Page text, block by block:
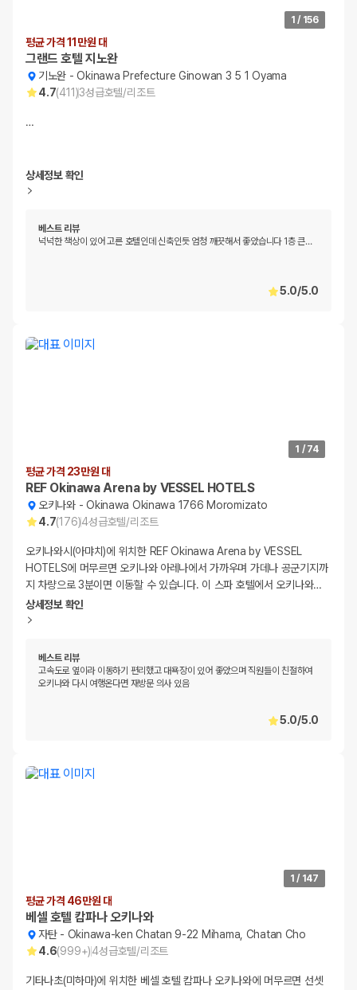
1 / 156
평균 가격 11만원 대
그랜드 호텔 지노완
기노완 -Okinawa Prefecture Ginowan 3 5 1 Oyama
4.7(411)3성급호텔/리조트
…
상세정보 확인
베스트 리뷰
넉넉한 책상이 있어 고른 호텔인데 신축인듯 엄청 깨끗해서 좋았습니다 1층 큰…
5.0/5.0
1 / 74
평균 가격 23만원 대
REF Okinawa Arena by VESSEL HOTELS
오키나와-Okinawa Okinawa 1766 Moromizato
4.7(176)4성급호텔/리조트
오키나와시(아먀치)에 위치한 REF Okinawa Arena by VESSEL
HOTELS에 머무르면 오키나와 아레나에서 가까우며 가데나 공군기지까
지 차량으로 3분이면 이동할 수 있습니다. 이 스파 호텔에서 오키나와…
상세정보 확인
베스트 리뷰
고속도로 옆이라 이동하기 편리했고 대욕장이 있어 좋았으며 직원들이 친절하여
오키나와 다시 여행온다면 재방문 의사 있음
5.0/5.0
1 / 147
평균 가격 46만원 대
베셀 호텔 캄파나 오키나와
자탄- Okinawa-ken Chatan 9-22 Mihama, Chatan Cho
4.6(999+)4성급호텔/리조트
기타나초(미하마)에 위치한 베셀 호텔 캄파나 오키나와에 머무르면 선셋